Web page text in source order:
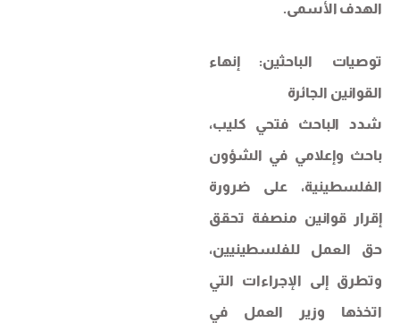
الهدف الأسمى.
​توصيات الباحثين: إنهاء
القوانين الجائرة
​شدد الباحث فتحي كليب،
باحث وإعلامي في الشؤون
الفلسطينية، على ضرورة
إقرار قوانين منصفة تحقق
حق العمل للفلسطينيين،
وتطرق إلى الإجراءات التي
اتخذها وزير العمل في